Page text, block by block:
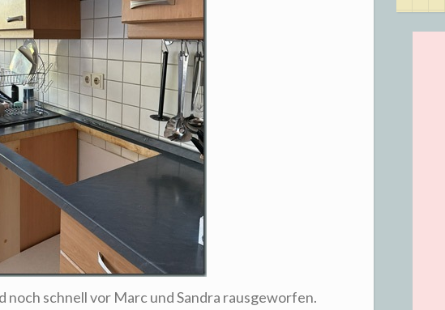
schnell vor Marc und Sandra rausgeworfen.